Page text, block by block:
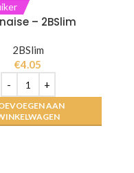
– 2BSlim
2BSlim
€4.05
AAN